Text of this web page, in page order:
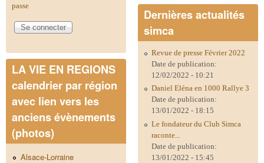
passe
LA VIE EN REGIONS
calendrier par région
avec lien vers les
anciens évènements
(photos)
Alsace-Lorraine
Dernières actualités
simca
Revue de presse Février 2022
Date de publication:
12/02/2022 - 10:21
Daniel Eléna en 1000 Rallye 3
Date de publication:
13/01/2022 - 18:15
Le fondateur du Club Simca
raconte...
Date de publication:
13/01/2022 - 15:45